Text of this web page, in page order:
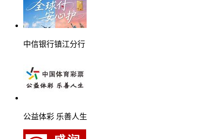
中信银行镇江分行
公益体彩 乐善人生